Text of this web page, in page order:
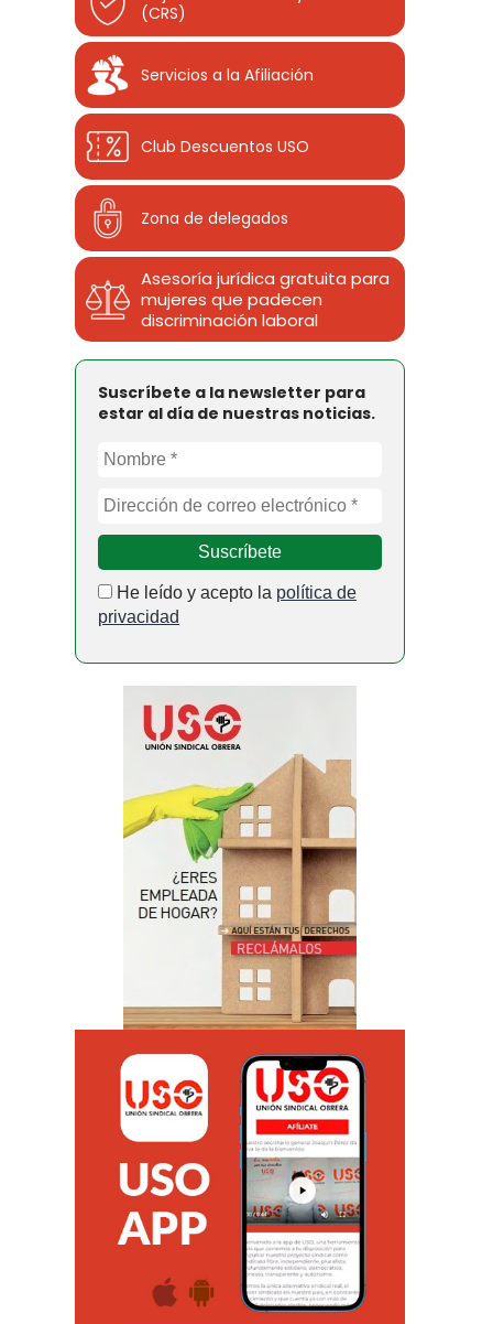
(CRS)
Servicios a la Afiliación
Club Descuentos USO
Zona de delegados
Asesoría jurídica gratuita para
mujeres que padecen
discriminación laboral
Suscríbete a la newsletter para
estar al día de nuestras noticias.
He leído y acepto la política de
privacidad